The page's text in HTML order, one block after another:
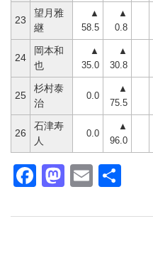
23
望月雅
継
▲
58.5
▲
0.8
24
岡本和
也
▲
35.0
▲
30.8
25
杉村泰
治
0.0
▲
75.5
26
石津寿
人
0.0
▲
96.0
Facebook
Mastodon
Email